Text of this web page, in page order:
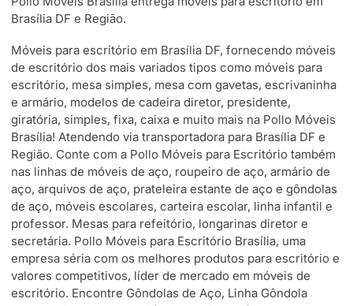
Brasília DF e Região.
Móveis para escritório em Brasília DF, fornecendo móveis
de escritório dos mais variados tipos como móveis para
escritório, mesa simples, mesa com gavetas, escrivaninha
e armário, modelos de cadeira diretor, presidente,
giratória, simples, fixa, caixa e muito mais na Pollo Móveis
Brasília! Atendendo via transportadora para Brasília DF e
Região. Conte com a Pollo Móveis para Escritório também
nas linhas de móveis de aço, roupeiro de aço, armário de
aço, arquivos de aço, prateleira estante de aço e gôndolas
de aço, móveis escolares, carteira escolar, linha infantil e
professor. Mesas para refeitório, longarinas diretor e
secretária. Pollo Móveis para Escritório Brasília, uma
empresa séria com os melhores produtos para escritório e
valores competitivos, líder de mercado em móveis de
escritório. Encontre Gôndolas de Aço, Linha Gôndola